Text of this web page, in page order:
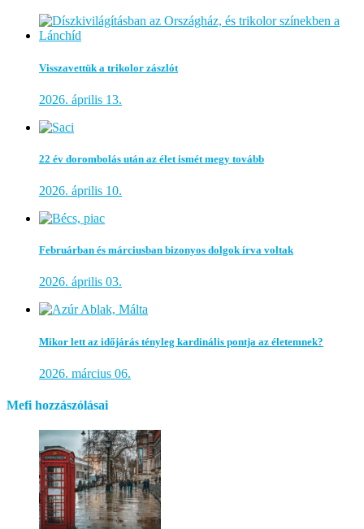
Visszavettük a trikolor zászlót
2026. április 13.
22 év dorombolás után az élet ismét megy tovább
2026. április 10.
Februárban és márciusban bizonyos dolgok írva voltak
2026. április 03.
Mikor lett az időjárás tényleg kardinális pontja az életemnek?
2026. március 06.
Mefi hozzászólásai